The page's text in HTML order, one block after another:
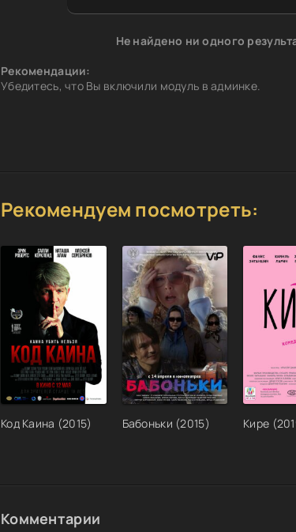
Не найдено ни одного
Рекомендации:
Убедитесь, что Вы включили модуль в админке.
Рекомендуем посмотреть:
Код Каина (2015) Бабоньки (2015) Кире
Комментарии